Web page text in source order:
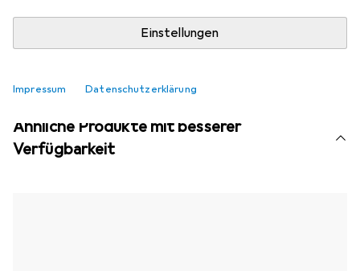
Einstellungen
Impressum Datenschutzerklärung
Kostenloser Versand ab 30,– i
Ähnliche Produkte mit besserer
Verfügbarkeit